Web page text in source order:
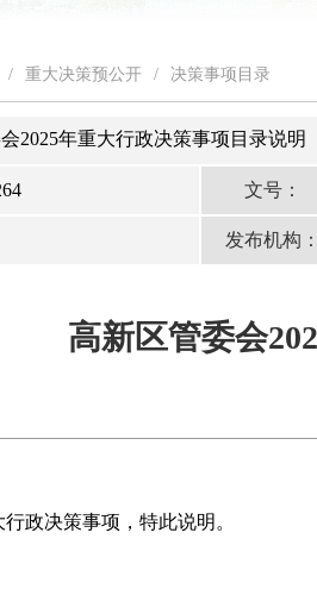
/ 重大决策预公开 / 决策事项目录
2025年重大行政决策事项目录说明
文号：
发布机构：
高新区管委会
政决策事项，特此说明。